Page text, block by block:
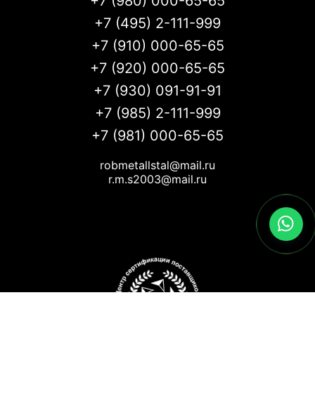
+7 (495) 2-111-999
+7 (910) 000-65-65
+7 (920) 000-65-65
+7 (930) 091-91-91
+7 (985) 2-111-999
+7 (981) 000-65-65
robmetallstal@mail.ru
r.m.s2003@mail.ru